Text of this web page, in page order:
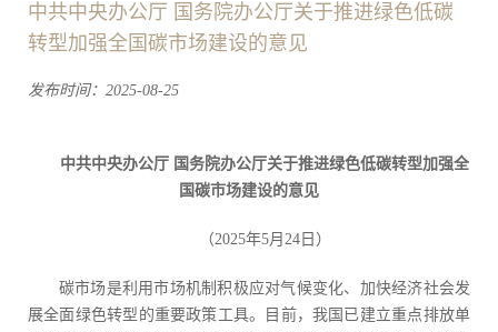
中共中央办公厅 国务院办公厅关于推进绿色低碳
转型加强全国碳市场建设的意见
发布时间：2025-08-25
中共中央办公厅 国务院办公厅关于推进绿色低碳转型加强全
国碳市场建设的意见
（2025年5月24日）
碳市场是利用市场机制积极应对气候变化、加快经济社会发
展全面绿色转型的重要政策工具。目前，我国已建立重点排放单